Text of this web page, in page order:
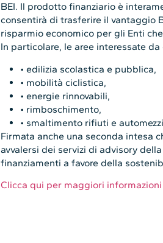
BEI. Il prodotto finanziario è
consentirà di trasferire il vantaggio
risparmio economico per gli Enti
In particolare, le aree interessate
• edilizia scolastica e pubblica,
• mobilità ciclistica,
• energie rinnovabili,
• rimboschimento,
• smaltimento rifiuti e
Firmata anche una seconda intesa
avvalersi dei servizi di advisory
finanziamenti a favore della
Clicca qui per maggiori informazioni